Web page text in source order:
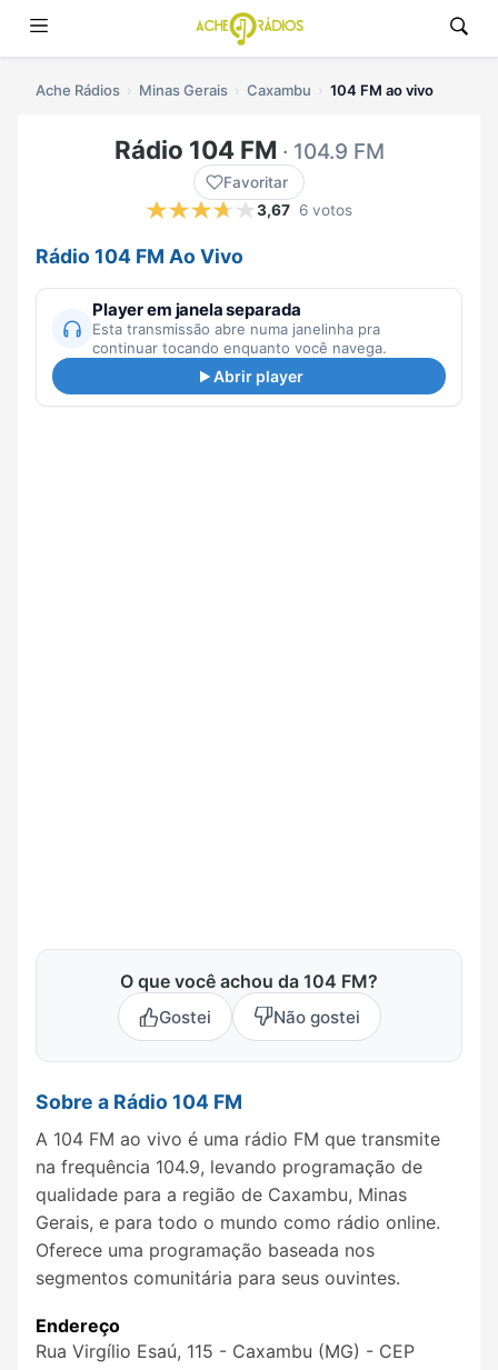
Ache Rádios Minas Gerais Caxambu 104 FM ao vivo
Rádio 104 FM · 104.9 FM
Favoritar
3,67 6 votos
Rádio 104 FM Ao Vivo
Player em janela separada
Esta transmissão abre numa janelinha pra
continuar tocando enquanto você navega.
Abrir player
O que você achou da 104 FM?
Gostei Não gostei
Sobre a Rádio 104 FM
A 104 FM ao vivo é uma rádio FM que transmite
na frequência 104.9, levando programação de
qualidade para a região de Caxambu, Minas
Gerais, e para todo o mundo como rádio online.
Oferece uma programação baseada nos
segmentos comunitária para seus ouvintes.
Endereço
Rua Virgílio Esaú, 115 - Caxambu (MG) - CEP